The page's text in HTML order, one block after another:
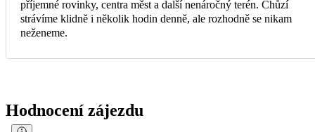
příjemné rovinky, centra měst a další nenáročný terén. Chůzí
strávíme klidně i několik hodin denně, ale rozhodně se nikam
neženeme.
Hodnocení zájezdu